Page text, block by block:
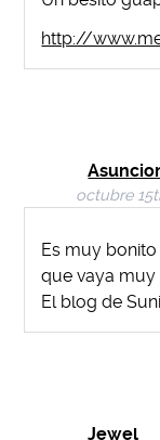
http://
octubre
Es muy
que vaya muy
El blog de
Jewel